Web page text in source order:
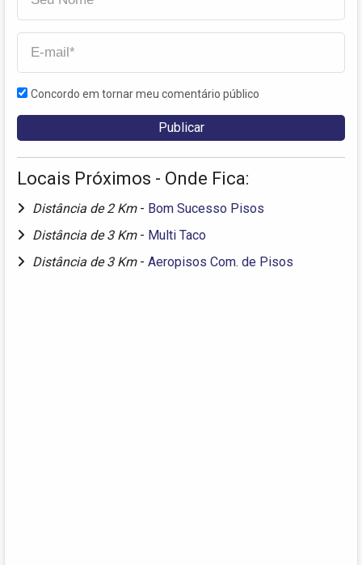
Concordo em tornar meu comentário público
Locais Próximos - Onde Fica:
Distância de 2 Km - Bom Sucesso Pisos
Distância de 3 Km - Multi Taco
Distância de 3 Km - Aeropisos Com. de Pisos